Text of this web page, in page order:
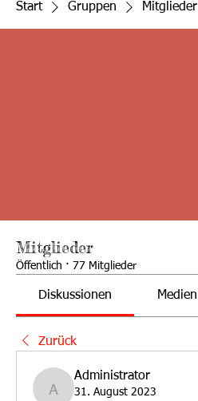
Start Gruppen Mitglieder
Mitglieder
Öffentlich · 77 Mitglieder
Diskussionen Medien
Zurück
Administrator
Administrator
31. August 2023